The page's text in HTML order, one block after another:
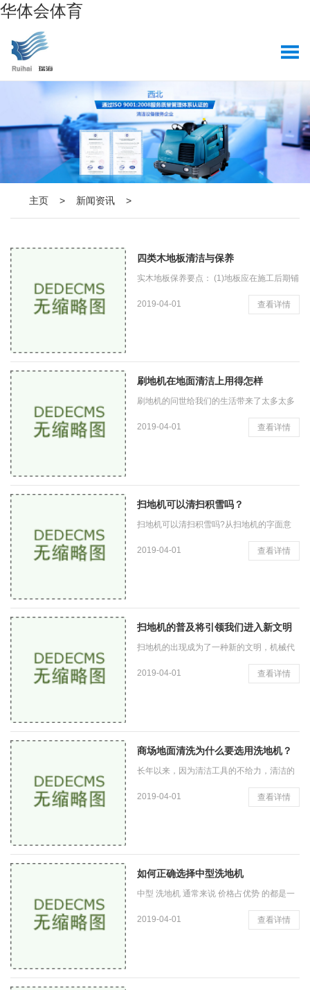
华体会体育
主页 > 新闻资讯 >
四类木地板清洁与保养
实木地板保养要点： (1)地板应在施工后期铺
设，不得交叉施工。铺设后应尽快打磨和涂
装。以免弄脏地板或使受潮变形。 (2)地板铺
2019-04-01 查看详情
刷地机在地面清洁上用得怎样
刷地机的问世给我们的生活带来了太多太多
的便捷，写字楼、超市、车站乃至各个行业
都逐渐采用了洗地机作为清洁的主要清洁手
2019-04-01 查看详情
扫地机可以清扫积雪吗？
扫地机可以清扫积雪吗?从扫地机的字面意
义，我们片面的可以理解是只能扫地，对于
扫雪，这个问题是需要想想!西安扫地机提醒
2019-04-01 查看详情
扫地机的普及将引领我们进入新文明
扫地机的出现成为了一种新的文明，机械代
替了手工，这又是一大进步。虽然扫地机还
未在我国普及，但是从目前发展的趋势看，
2019-04-01 查看详情
商场地面清洗为什么要选用洗地机？
长年以来，因为清洁工具的不给力，清洁的
质量、清洁的效率还有清洁的费用成为围绕
很多人的问题，这样就使商品产生了昂贵的
2019-04-01 查看详情
如何正确选择中型洗地机
中型 洗地机 通常来说 价格占优势 的都是一
些档次比较低，又或者山寨 点 的品牌 ； 而
高档优质的精品品牌自然价格会高出一些，
2019-04-01 查看详情